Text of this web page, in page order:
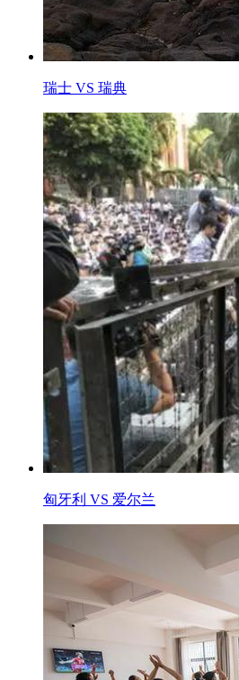
瑞士 VS 瑞典
匈牙利 VS 爱尔兰